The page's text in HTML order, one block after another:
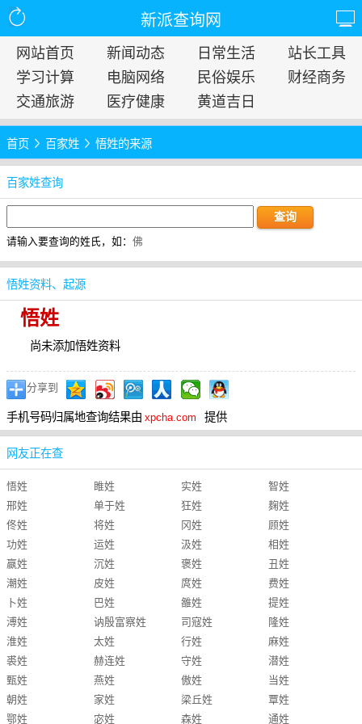
新派查询网
网站首页 新闻动态 日常生活
站长工具
学习计算
电脑网络 民俗娱乐
财经商务
交通旅游
医疗健康 黄道吉日
首页 百家姓 悟姓的来源
百家姓查询
请输入要查询的姓氏，如： 佛
悟姓资料、起源
悟姓
尚未添加悟姓资料
分享到
手机号码归属地查询结果由 xpcha.com 提供
网友正在查
悟姓 睢姓 实姓
智姓
邢姓
单于姓 狂姓
麹姓
佟姓
将姓 冈姓
顾姓
功姓
运姓 汲姓
相姓
嬴姓
沉姓 褒姓
丑姓
潮姓
皮姓 庹姓
费姓
卜姓
巴姓 雒姓
提姓
溥姓
讷殷富察姓 司寇姓
隆姓
淮姓
太姓 行姓
麻姓
裘姓
赫连姓 守姓
潜姓
甄姓
燕姓 傲姓
当姓
朝姓
家姓 梁丘姓
覃姓
鄂姓
宓姓 森姓 通姓